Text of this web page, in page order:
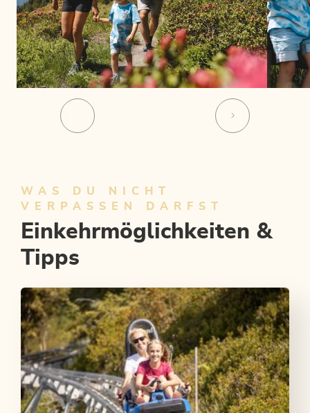
WAS DU NICHT
VERPASSEN DARFST
Einkehrmöglichkeiten &
Tipps